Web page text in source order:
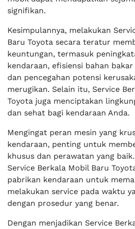
signifikan.
Kesimpulannya, melakukan
Baru Toyota secara teratur
keuntungan, termasuk
kendaraan, efisiensi bahan
dan pencegahan potensi
merugikan. Selain itu, Service
Toyota juga menciptakan
dan sehat bagi kendaraan Anda.
Mengingat peran mesin yang
kendaraan, penting untuk
khusus dan perawatan yang
Service Berkala Mobil Baru
pabrikan kendaraan untuk
melakukan service pada waktu
dengan prosedur yang benar.
Dengan menjadikan Service